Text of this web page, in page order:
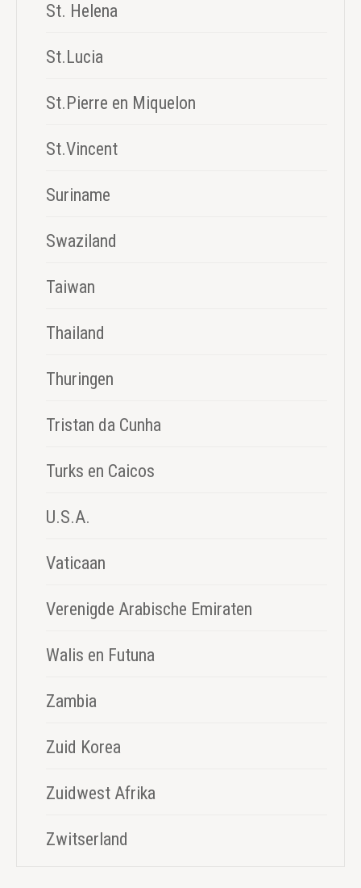
St. Helena
St.Lucia
St.Pierre en Miquelon
St.Vincent
Suriname
Swaziland
Taiwan
Thailand
Thuringen
Tristan da Cunha
Turks en Caicos
U.S.A.
Vaticaan
Verenigde Arabische Emiraten
Walis en Futuna
Zambia
Zuid Korea
Zuidwest Afrika
Zwitserland